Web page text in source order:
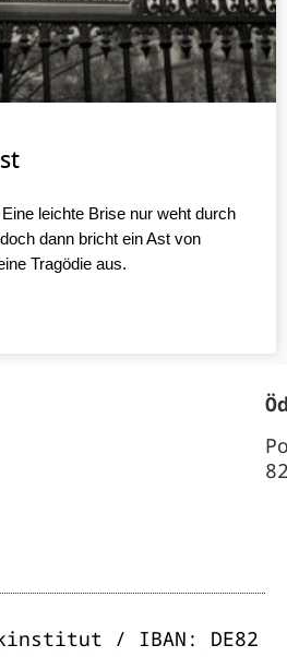
leichte Brise nur weht durch
dann bricht ein Ast von
Tragödie aus.
/ IBAN: DE82